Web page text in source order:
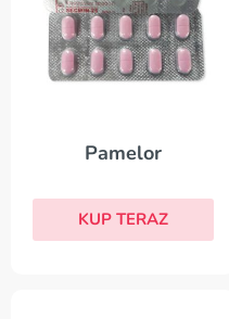
Pamelor
KUP TERAZ